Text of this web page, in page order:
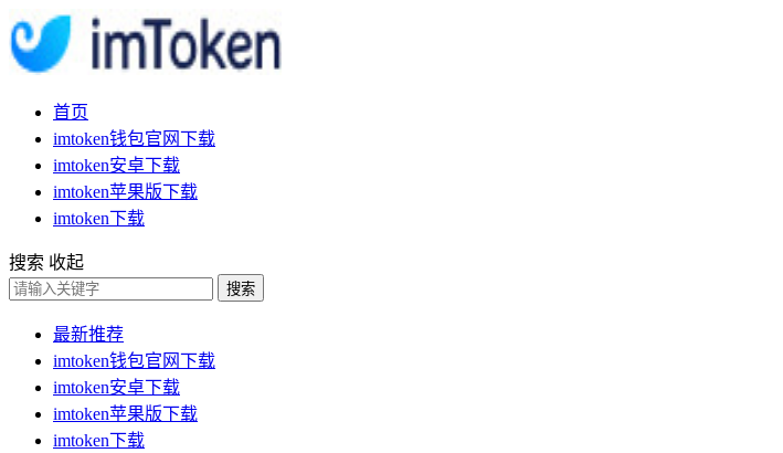
首页
imtoken钱包官网下载
imtoken安卓下载
imtoken苹果版下载
imtoken下载
搜索 收起
搜索
最新推荐
imtoken钱包官网下载
imtoken安卓下载
imtoken苹果版下载
imtoken下载